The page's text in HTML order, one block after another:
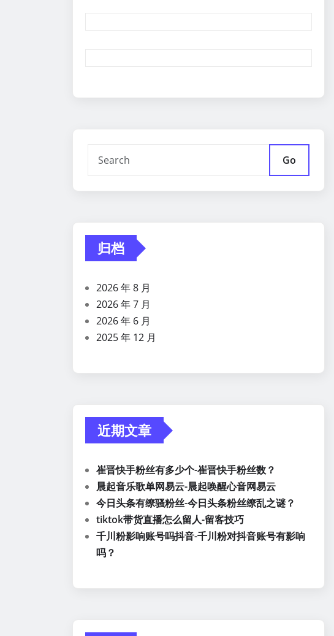
Go
归档
2026 年 8 月
2026 年 7 月
2026 年 6 月
2025 年 12 月
近期文章
崔晋快手粉丝有多少个-崔晋快手粉丝数？
晨起音乐歌单网易云-晨起唤醒心音网易云
今日头条有缭骚粉丝-今日头条粉丝缭乱之谜？
tiktok带货直播怎么留人-留客技巧
千川粉影响账号吗抖音-千川粉对抖音账号有影响
吗？